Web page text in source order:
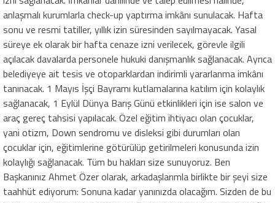
anlaşmalı kurumlarla check-up yaptırma imkânı sunulacak. Hafta
sonu ve resmi tatiller, yıllık izin süresinden sayılmayacak. Yasal
süreye ek olarak bir hafta cenaze izni verilecek, görevle ilgili
açılacak davalarda personele hukuki danışmanlık sağlanacak. Ayrıca
belediyeye ait tesis ve otoparklardan indirimli yararlanma imkânı
tanınacak. 1 Mayıs İşçi Bayramı kutlamalarına katılım için kolaylık
sağlanacak, 1 Eylül Dünya Barış Günü etkinlikleri için ise salon ve
araç gereç tahsisi yapılacak. Özel eğitim ihtiyacı olan çocuklar,
yani otizm, Down sendromu ve disleksi gibi durumları olan
çocuklar için, eğitimlerine götürülüp getirilmeleri konusunda izin
kolaylığı sağlanacak. Tüm bu hakları size sunuyoruz. Ben
Başkanınız Ahmet Özer olarak, arkadaşlarımla birlikte bir şeyi size
taahhüt ediyorum: Sonuna kadar yanınızda olacağım. Sizden de bu